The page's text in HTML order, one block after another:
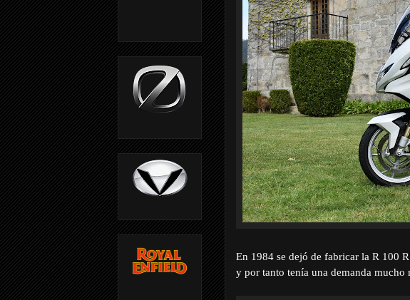
En 1984 se dejó de fabricar la R 100
y por tanto tenía una demanda mucho